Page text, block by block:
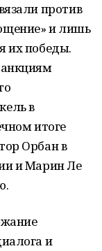
против
и лишь
их победы.
в
итоге
Орбан в
и Марин Ле
и